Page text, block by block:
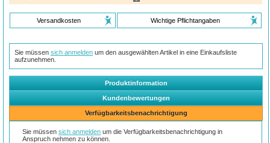
Versandkosten Wichtige Pflichtangaben
Sie müssensich anmelden um den ausgewählten Artikel in eine Einkaufsliste
aufzunehmen.
Produktinformation
Kundenbewertungen
Verfügbarkeitsbenachrichtigung
Sie müssensich anmelden um die Verfügbarkeitsbenachrichtigung in
Anspruch nehmen zu können.